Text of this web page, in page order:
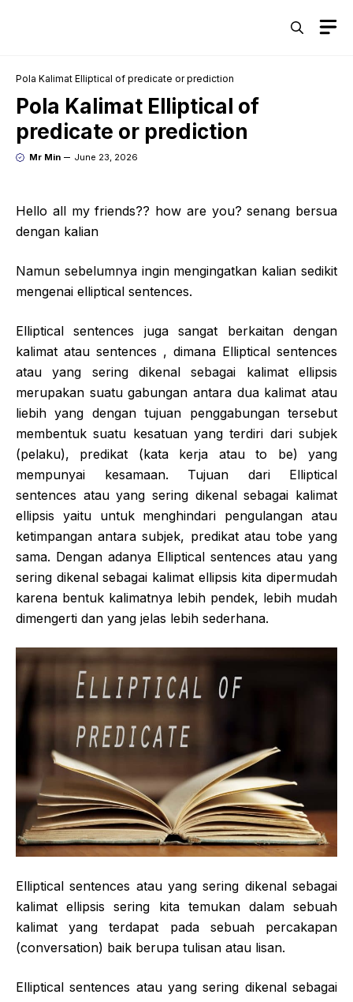
Pola Kalimat Elliptical of predicate or prediction
Pola Kalimat Elliptical of
predicate or prediction
Mr Min June 23, 2026
Hello all my friends?? how are you? senang bersua
dengan kalian
Namun sebelumnya ingin mengingatkan kalian sedikit
mengenai elliptical sentences.
Elliptical sentences juga sangat berkaitan dengan
kalimat atau sentences , dimana Elliptical sentences
atau yang sering dikenal sebagai kalimat ellipsis
merupakan suatu gabungan antara dua kalimat atau
liebih yang dengan tujuan penggabungan tersebut
membentuk suatu kesatuan yang terdiri dari subjek
(pelaku), predikat (kata kerja atau to be) yang
mempunyai kesamaan. Tujuan dari Elliptical
sentences atau yang sering dikenal sebagai kalimat
ellipsis yaitu untuk menghindari pengulangan atau
ketimpangan antara subjek, predikat atau tobe yang
sama. Dengan adanya Elliptical sentences atau yang
sering dikenal sebagai kalimat ellipsis kita dipermudah
karena bentuk kalimatnya lebih pendek, lebih mudah
dimengerti dan yang jelas lebih sederhana.
Elliptical sentences atau yang sering dikenal sebagai
kalimat ellipsis sering kita temukan dalam sebuah
kalimat yang terdapat pada sebuah percakapan
(conversation) baik berupa tulisan atau lisan.
Elliptical sentences atau yang sering dikenal sebagai